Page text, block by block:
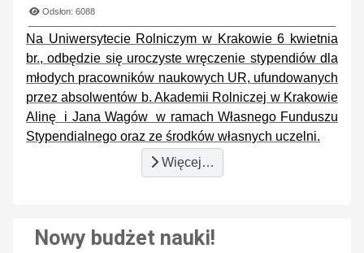
Odsłon: 6088
Na Uniwersytecie Rolniczym w Krakowie 6 kwietnia
br., odbędzie się uroczyste wręczenie stypendiów dla
młodych pracowników naukowych UR, ufundowanych
przez absolwentów b. Akademii Rolniczej w Krakowie
Alinę i Jana Wagów w ramach Własnego Funduszu
Stypendialnego oraz ze środków własnych uczelni.
Więcej…
Nowy budżet nauki!